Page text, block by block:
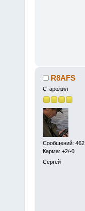
R8AFS
Старожил
Сообщений: 462
Карма: +2/-0
Сергей